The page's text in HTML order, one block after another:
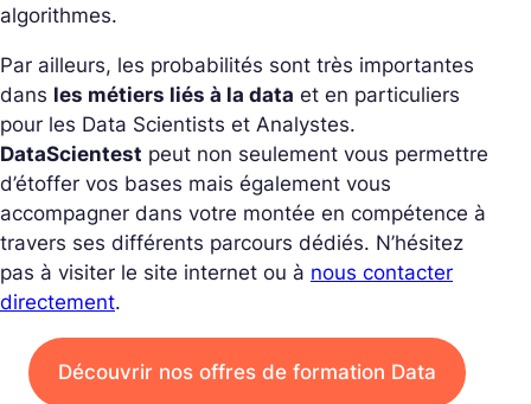
algorithmes.
Par ailleurs, les probabilités sont très importantes
dans les métiers liés à la data et en particuliers
pour les Data Scientists et Analystes.
DataScientest peut non seulement vous permettre
d’étoffer vos bases mais également vous
accompagner dans votre montée en compétence à
travers ses différents parcours dédiés. N’hésitez
pas à visiter le site internet ou à nous contacter
directement.
Découvrir nos offres de formation Data